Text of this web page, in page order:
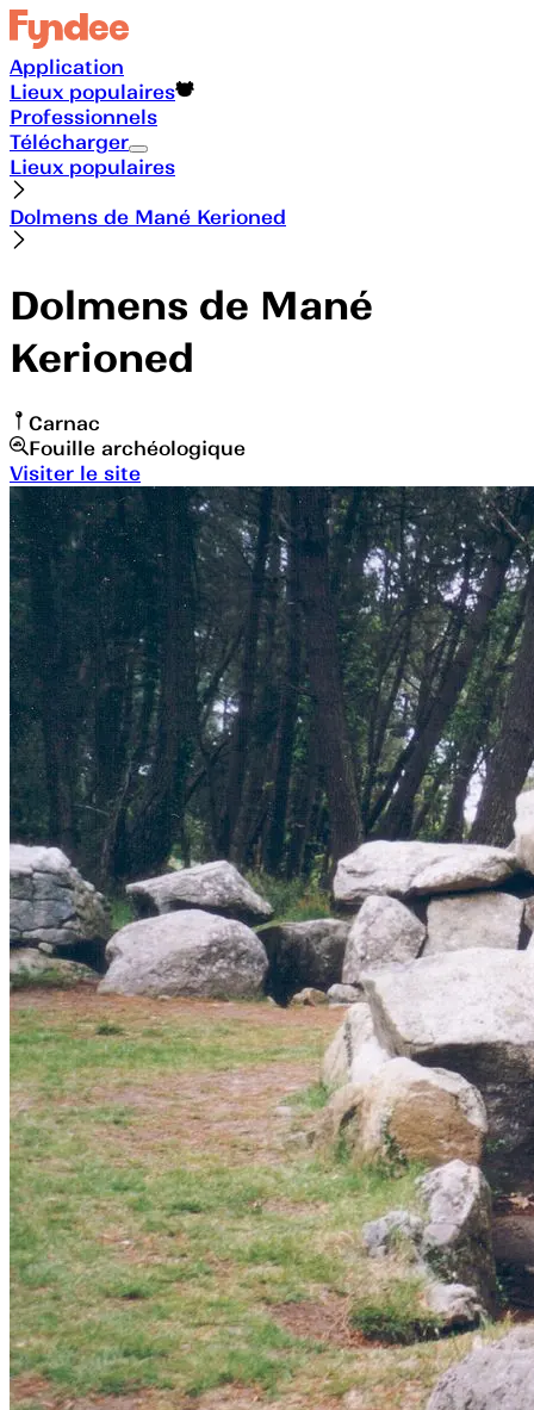
Application
Lieux populaires
Professionnels
Télécharger
Lieux populaires
Dolmens de Mané Kerioned
Dolmens de Mané
Kerioned
Carnac
Fouille archéologique
Visiter le site